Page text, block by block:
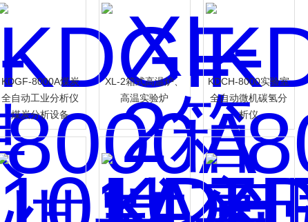
KDGF-8000A煤炭
全自动工业分析仪
煤炭分析设备
XL-2箱式高温炉、
高温实验炉
KDCH-8000实验室
全自动微机碳氢分
析仪